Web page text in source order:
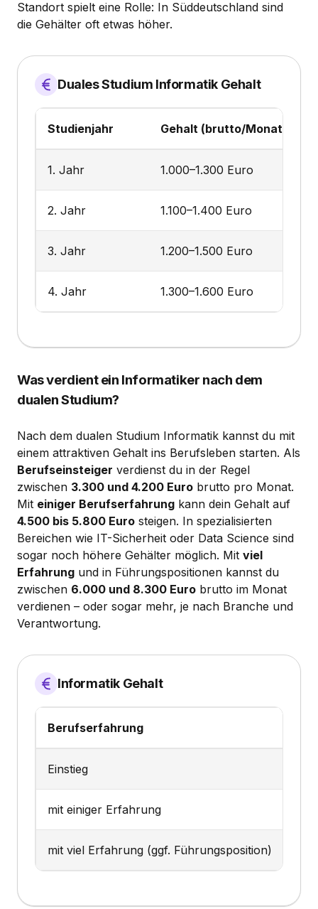
Standort spielt eine Rolle: In Süddeutschland sind
die Gehälter oft etwas höher.
Duales Studium Informatik Gehalt
Studienjahr Gehalt (brutto/Monat)
1. Jahr 1.000–1.300 Euro
2. Jahr 1.100–1.400 Euro
3. Jahr 1.200–1.500 Euro
4. Jahr 1.300–1.600 Euro
Was verdient ein Informatiker nach dem
dualen Studium?
Nach dem dualen Studium Informatik kannst du mit
einem attraktiven Gehalt ins Berufsleben starten. Als
Berufseinsteiger verdienst du in der Regel
zwischen 3.300 und 4.200 Euro brutto pro Monat.
Mit einiger Berufserfahrung kann dein Gehalt auf
4.500 bis 5.800 Euro steigen. In spezialisierten
Bereichen wie IT-Sicherheit oder Data Science sind
sogar noch höhere Gehälter möglich. Mit viel
Erfahrung und in Führungspositionen kannst du
zwischen 6.000 und 8.300 Euro brutto im Monat
verdienen – oder sogar mehr, je nach Branche und
Verantwortung.
Informatik Gehalt
Berufserfahrung
Einstieg
mit einiger Erfahrung
mit viel Erfahrung (ggf. Führungsposition)